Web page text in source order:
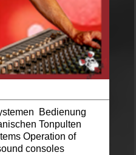
Bedienung
Tonpulten
Operation of
consoles